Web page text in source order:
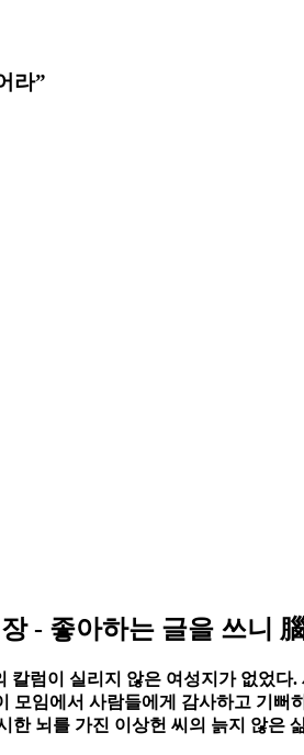
라”
- 좋아하는 글을 쓰니
칼럼이 실리지 않은 여성지가 없었
모임에서 사람들에게 감사하고 기
한 뇌를 가진 이상헌 씨의 늙지 않은